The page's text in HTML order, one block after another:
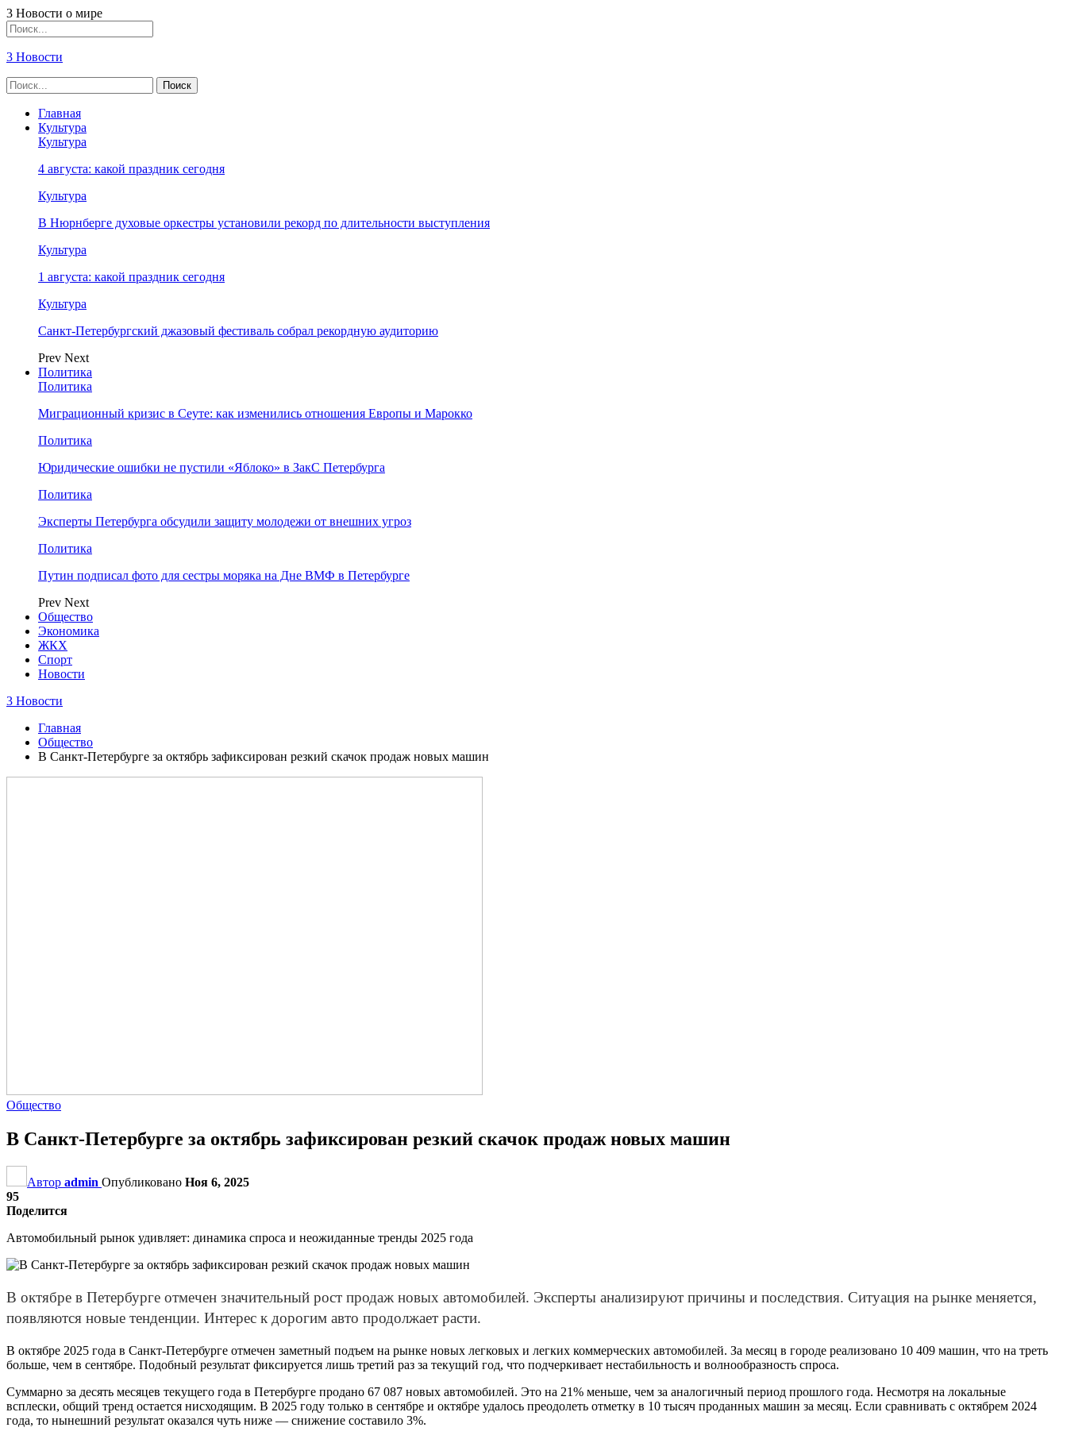
3 Новости о мире
3 Новости
Главная
Культура
Культура
4 августа: какой праздник сегодня
Культура
В Нюрнберге духовые оркестры установили рекорд по длительности выступления
Культура
1 августа: какой праздник сегодня
Культура
Санкт-Петербургский джазовый фестиваль собрал рекордную аудиторию
Prev Next
Политика
Политика
Миграционный кризис в Сеуте: как изменились отношения Европы и Марокко
Политика
Юридические ошибки не пустили «Яблоко» в ЗакС Петербурга
Политика
Эксперты Петербурга обсудили защиту молодежи от внешних угроз
Политика
Путин подписал фото для сестры моряка на Дне ВМФ в Петербурге
Prev Next
Общество
Экономика
ЖКХ
Спорт
Новости
3 Новости
Главная
Общество
В Санкт-Петербурге за октябрь зафиксирован резкий скачок продаж новых машин
Общество
В Санкт-Петербурге за октябрь зафиксирован резкий скачок продаж новых машин
Автор admin Опубликовано Ноя 6, 2025
95
Поделится
Автомобильный рынок удивляет: динамика спроса и неожиданные тренды 2025 года
В октябре в Петербурге отмечен значительный рост продаж новых автомобилей. Эксперты анализируют причины и последствия. Ситуация на рынке меняется,
появляются новые тенденции. Интерес к дорогим авто продолжает расти.
В октябре 2025 года в Санкт-Петербурге отмечен заметный подъем на рынке новых легковых и легких коммерческих автомобилей. За месяц в городе реализовано 10 409 машин, что на треть
больше, чем в сентябре. Подобный результат фиксируется лишь третий раз за текущий год, что подчеркивает нестабильность и волнообразность спроса.
Суммарно за десять месяцев текущего года в Петербурге продано 67 087 новых автомобилей. Это на 21% меньше, чем за аналогичный период прошлого года. Несмотря на локальные
всплески, общий тренд остается нисходящим. В 2025 году только в сентябре и октябре удалось преодолеть отметку в 10 тысяч проданных машин за месяц. Если сравнивать с октябрем 2024
года, то нынешний результат оказался чуть ниже — снижение составило 3%.